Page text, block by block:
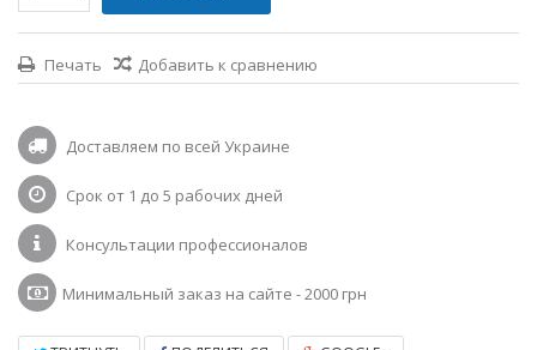
Печать Добавить к сравнению
Доставляем по всей Украине
Срок от 1 до 5 рабочих дней
Консультации профессионалов
Минимальный заказ на сайте - 2000 грн